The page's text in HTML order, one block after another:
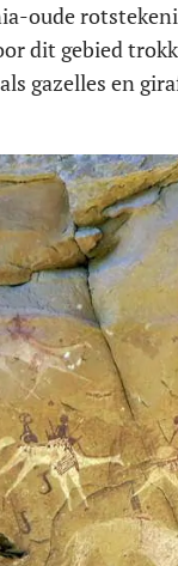
oude
dit gebied
gazelles en